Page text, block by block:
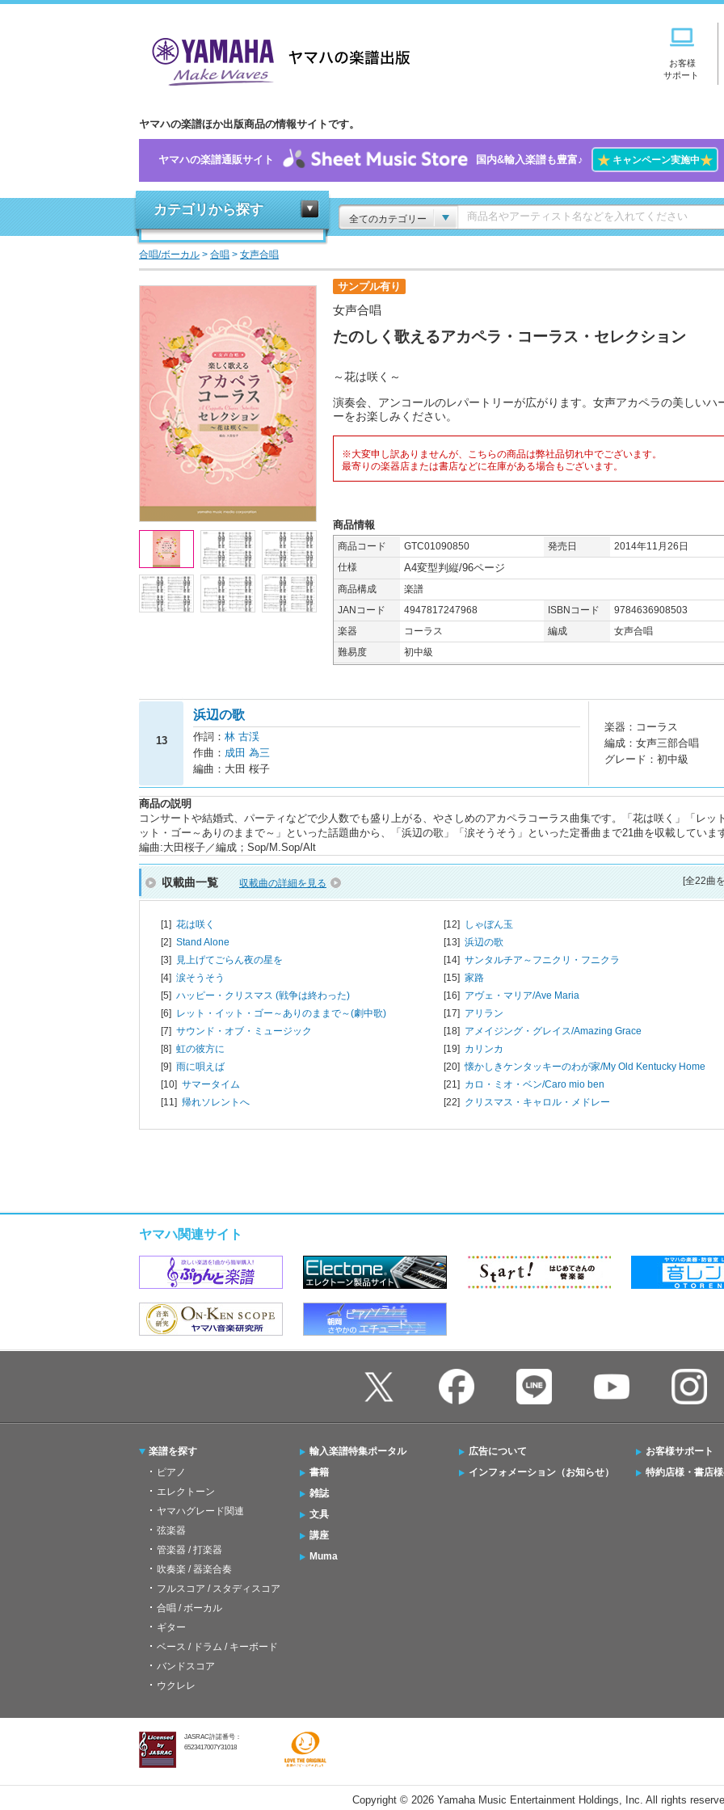
お客様
サポート
ヤマハの楽譜ほか出版商品の情報サイトです。
ヤマハの楽譜通販サイト 国内&輸入楽譜も豊富♪ ★キャンペーン実施中★
カテゴリから探す
全てのカテゴリー
合唱/ボーカル > 合唱 > 女声合唱
サンプル有り
女声合唱
たのしく歌えるアカペラ・コーラス・セレクション
～花は咲く～
演奏会、アンコールのレパートリーが広がります。女声アカペラの美しいハ
ーをお楽しみください。
※大変申し訳ありませんが、こちらの商品は弊社品切れ中でございます。
最寄りの楽器店または書店などに在庫がある場合もございます。
商品情報
商品コード GTC01090850 発売日
2014年11月26日
仕様
A4変型判縦/96ページ
商品構成
楽譜
JANコード
4947817247968 ISBNコード
9784636908503
楽器
コーラス 編成
女声合唱
難易度
初中級
13
浜辺の歌
作詞： 林 古渓
作曲： 成田 為三
編曲：大田 桜子
楽器：コーラス
編成：女声三部合唱
グレード：初中級
商品の説明
コンサートや結婚式、パーティなどで少人数でも盛り上がる、やさしめのアカペラコーラス曲集です。「花は咲く」「レッ
ット・ゴー～ありのままで～」といった話題曲から、「浜辺の歌」「涙そうそう」といった定番曲まで21曲を収載していま
編曲:大田桜子／編成；Sop/M.Sop/Alt
収載曲一覧 収載曲の詳細を見る [全22曲
[1] 花は咲く
[2] Stand Alone
[3] 見上げてごらん夜の星を
[4] 涙そうそう
[5] ハッピー・クリスマス (戦争は終わった)
[6] レット・イット・ゴー～ありのままで～(劇中歌)
[7] サウンド・オブ・ミュージック
[8] 虹の彼方に
[9] 雨に唄えば
[10] サマータイム
[11] 帰れソレントへ
[12] しゃぼん玉
[13] 浜辺の歌
[14] サンタルチア～フニクリ・フニクラ
[15] 家路
[16] アヴェ・マリア/Ave Maria
[17] アリラン
[18] アメイジング・グレイス/Amazing Grace
[19] カリンカ
[20]懐かしきケンタッキーのわが家/My Old Kentucky Home
[21] カロ・ミオ・ベン/Caro mio ben
[22] クリスマス・キャロル・メドレー
ヤマハ関連サイト
楽譜を探す
ピアノ
エレクトーン
ヤマハグレード関連
弦楽器
管楽器 / 打楽器
吹奏楽 / 器楽合奏
フルスコア / スタディスコア
合唱 / ボーカル
ギター
ベース / ドラム / キーボード
バンドスコア
ウクレレ
輸入楽譜特集ポータル
書籍
雑誌
文具
講座
Muma
広告について
インフォメーション（お知らせ）
お客様サポート
特約店様・書店
JASRAC許諾番号：
6523417007Y31018
Copyright © 2026 Yamaha Music Entertainment Holdings, Inc. All rights